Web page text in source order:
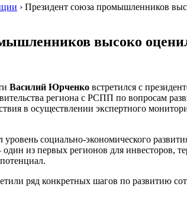
› Президент союза промышленников
высоко
Василий Юрченко встретился с
региона с РСПП по вопросам
в осуществлении экспертного
уровень социально-экономического
из первых регионов для инвесторов,
ряд конкретных шагов по развитию